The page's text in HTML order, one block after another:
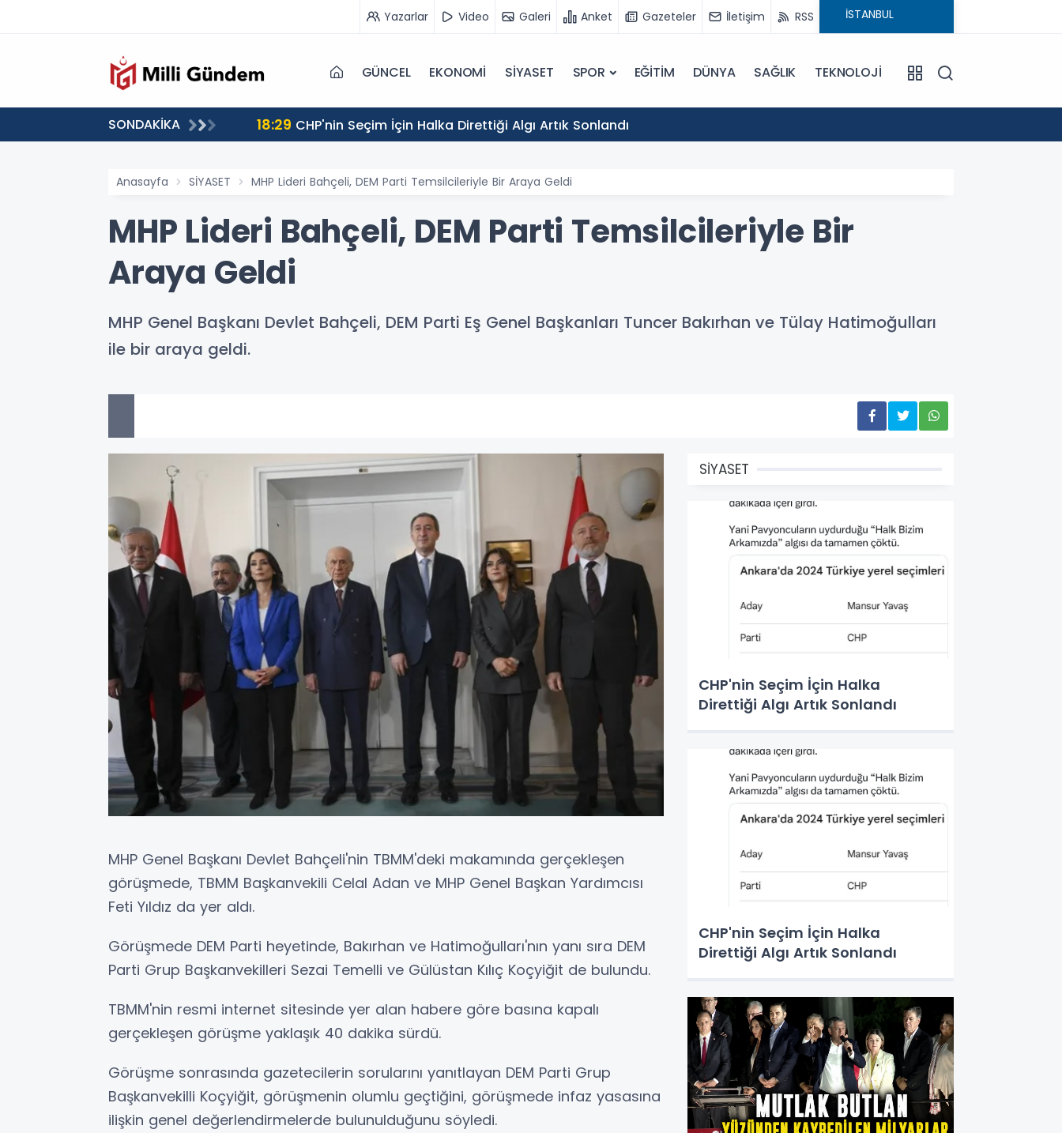
Yazarlar Video Galeri Anket Gazeteler İletişim RSS
GÜNCEL EKONOMİ SİYASET SPOR EĞİTİM DÜNYA SAĞLIK TEKNOLOJİ
SONDAKİKA 18:29 CHP'nin Seçim İçin Halka Direttiği Algı Artık Sonlandı
Anasayfa SİYASET MHP Lideri Bahçeli, DEM Parti Temsilcileriyle Bir Araya Geldi
MHP Lideri Bahçeli, DEM Parti Temsilcileriyle Bir
Araya Geldi
MHP Genel Başkanı Devlet Bahçeli, DEM Parti Eş Genel Başkanları Tuncer Bakırhan ve Tülay Hatimoğulları
ile bir araya geldi.
MHP Genel Başkanı Devlet Bahçeli'nin TBMM'deki makamında gerçekleşen
görüşmede, TBMM Başkanvekili Celal Adan ve MHP Genel Başkan Yardımcısı
Feti Yıldız da yer aldı.
Görüşmede DEM Parti heyetinde, Bakırhan ve Hatimoğulları'nın yanı sıra DEM
Parti Grup Başkanvekilleri Sezai Temelli ve Gülüstan Kılıç Koçyiğit de bulundu.
TBMM'nin resmi internet sitesinde yer alan habere göre basına kapalı
gerçekleşen görüşme yaklaşık 40 dakika sürdü.
Görüşme sonrasında gazetecilerin sorularını yanıtlayan DEM Parti Grup
Başkanvekilli Koçyiğit, görüşmenin olumlu geçtiğini, görüşmede infaz yasasına
ilişkin genel değerlendirmelerde bulunulduğunu söyledi.
SİYASET
CHP'nin Seçim İçin Halka
Direttiği Algı Artık Sonlandı
CHP'nin Seçim İçin Halka
Direttiği Algı Artık Sonlandı